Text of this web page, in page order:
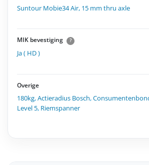
Suntour Mobie34 Air, 15 mm thru axle
MIK bevestiging ?
Ja ( HD )
Overige
180kg,Actieradius Bosch,
Level 5, Riemspanner